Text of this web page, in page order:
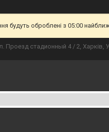
будуть оброблені з 05:00
Проезд стадионный 4 / 2, Харків,